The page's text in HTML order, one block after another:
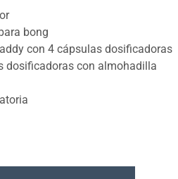
bong
con 4 cápsulas dosificadoras
dosificadoras con almohadilla